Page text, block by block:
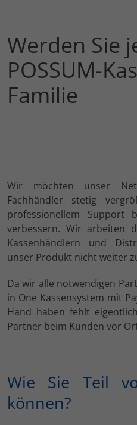
Werden Sie
POSSUM-
Familie
Wir möchten unser
Fachhändler stetig
professionellem
verbessern. Wir arbeiten
Kassenhändlern und
unser Produkt nicht weiter
Da wir alle notwendigen
in One Kassensystem mit
Hand haben fehlt
Partner beim Kunden vor
Wie Sie Teil
können?